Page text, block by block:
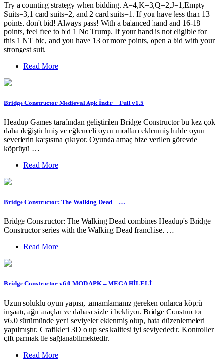
Try a counting strategy when bidding. A=4,K=3,Q=2,J=1,Empty
Suits=3,1 card suits=2, and 2 card suits=1. If you have less than 13
points, don't bid! Always pass! With a balanced hand and 16-18
points, feel free to bid 1 No Trump. If your hand is not eligible for
this 1 NT bid, and you have 13 or more points, open a bid with your
strongest suit.
Read More
Bridge Constructor Medieval Apk İndir – Full v1.5
Headup Games tarafından geliştirilen Bridge Constructor bu kez çok
daha değiştirilmiş ve eğlenceli oyun modları eklenmiş halde oyun
severlerin karşısına çıkıyor. Oyunda amaç bize verilen görevde
köprüyü …
Read More
Bridge Constructor: The Walking Dead – …
Bridge Constructor: The Walking Dead combines Headup's Bridge
Constructor series with the Walking Dead franchise, …
Read More
Bridge Constructor v6.0 MOD APK – MEGA HİLELİ
Uzun soluklu oyun yapısı, tamamlamanız gereken onlarca köprü
inşaatı, ağır araçlar ve dahası sizleri bekliyor. Bridge Constructor
v6.0 sürümünde yeni seviyeler eklenmiş olup, hata düzenlemeleri
yapılmıştır. Grafikleri 3D olup ses kalitesi iyi seviyededir. Kontroller
çift parmak ile sağlanabilmektedir.
Read More